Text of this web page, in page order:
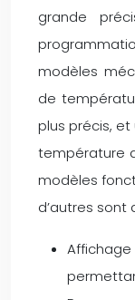
grande
modèles
de
plus précis,
température
modèles
d’autres sont